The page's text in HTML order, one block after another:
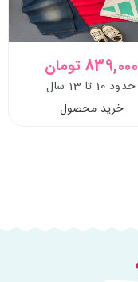
839,000 تومان
حدود 10 تا 13 سال
خرید محصول